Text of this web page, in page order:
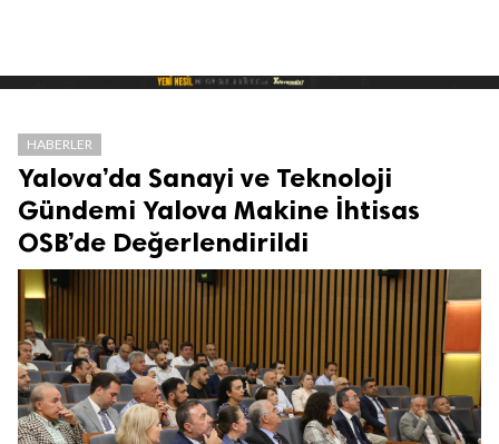
HABERLER
Yalova’da Sanayi ve Teknoloji
Gündemi Yalova Makine İhtisas
OSB’de Değerlendirildi